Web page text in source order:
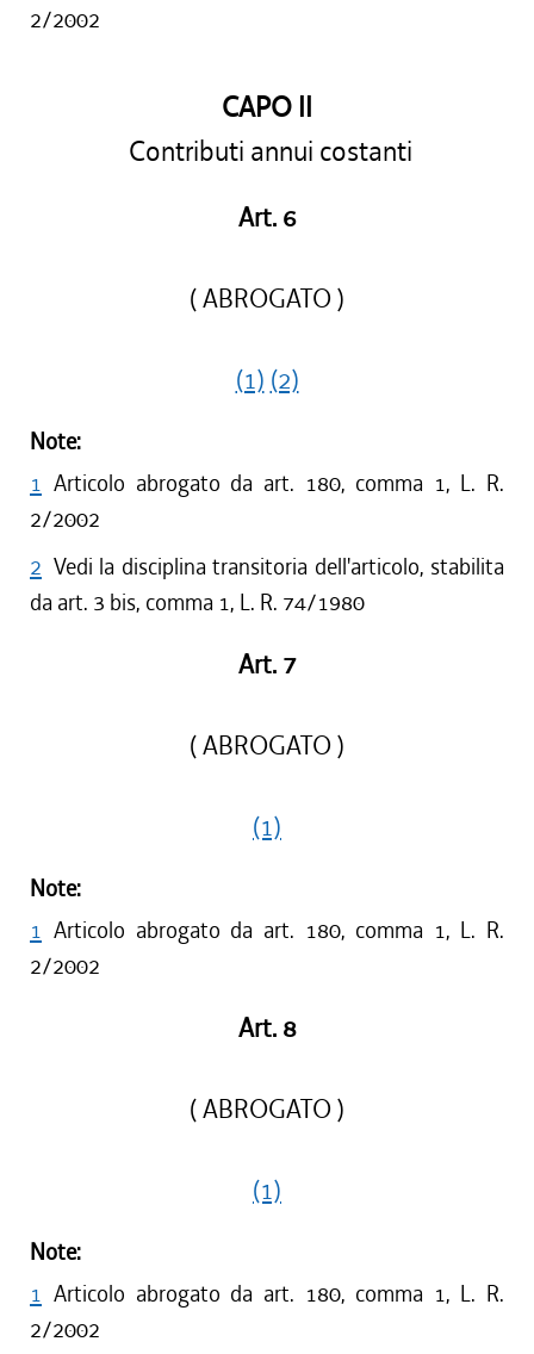
2/2002
CAPO II
Contributi annui costanti
Art. 6
( ABROGATO )
(1) (2)
Note:
1 Articolo abrogato da art. 180, comma 1, L. R.
2/2002
2 Vedi la disciplina transitoria dell'articolo, stabilita
da art. 3 bis, comma 1, L. R. 74/1980
Art. 7
( ABROGATO )
(1)
Note:
1 Articolo abrogato da art. 180, comma 1, L. R.
2/2002
Art. 8
( ABROGATO )
(1)
Note:
1 Articolo abrogato da art. 180, comma 1, L. R.
2/2002